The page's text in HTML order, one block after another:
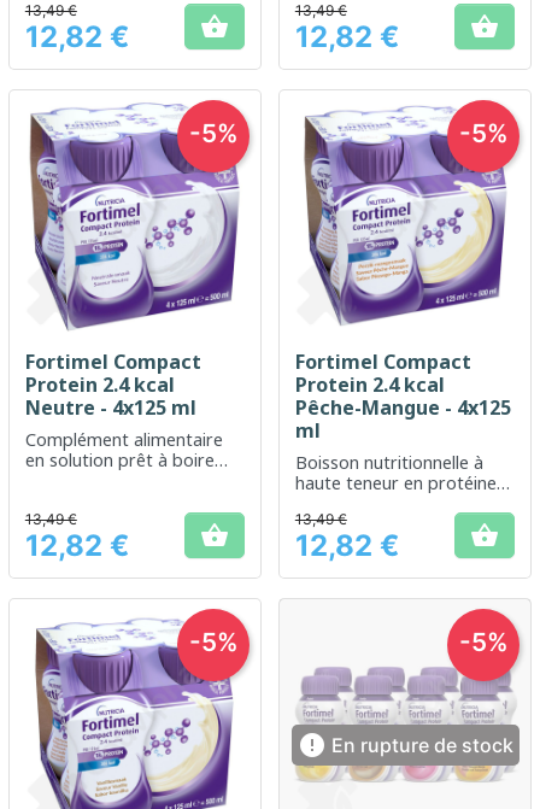
nutrition médicale
complète
Prix
13,49 €
12,82 € 
cas de malnutrition ou de
risques de malnutrition
Prix
13,49 €
12,82 € 
Fortimel Compact
Protein 2.4 kcal
Neutre - 4x125 ml
Complément alimentaire
en solution prêt à boire
Prix
13,49 €
12,82 € 
-5%
Fortimel Compact
Protein 2.4 kcal
Pêche-Mangue - 4x125
ml
Boisson nutritionnelle à
haute teneur en protéines
soutien nutritionnel
Prix
13,49 €
12,82 € 
-5%
-5%
 En rupture de stock
-5%